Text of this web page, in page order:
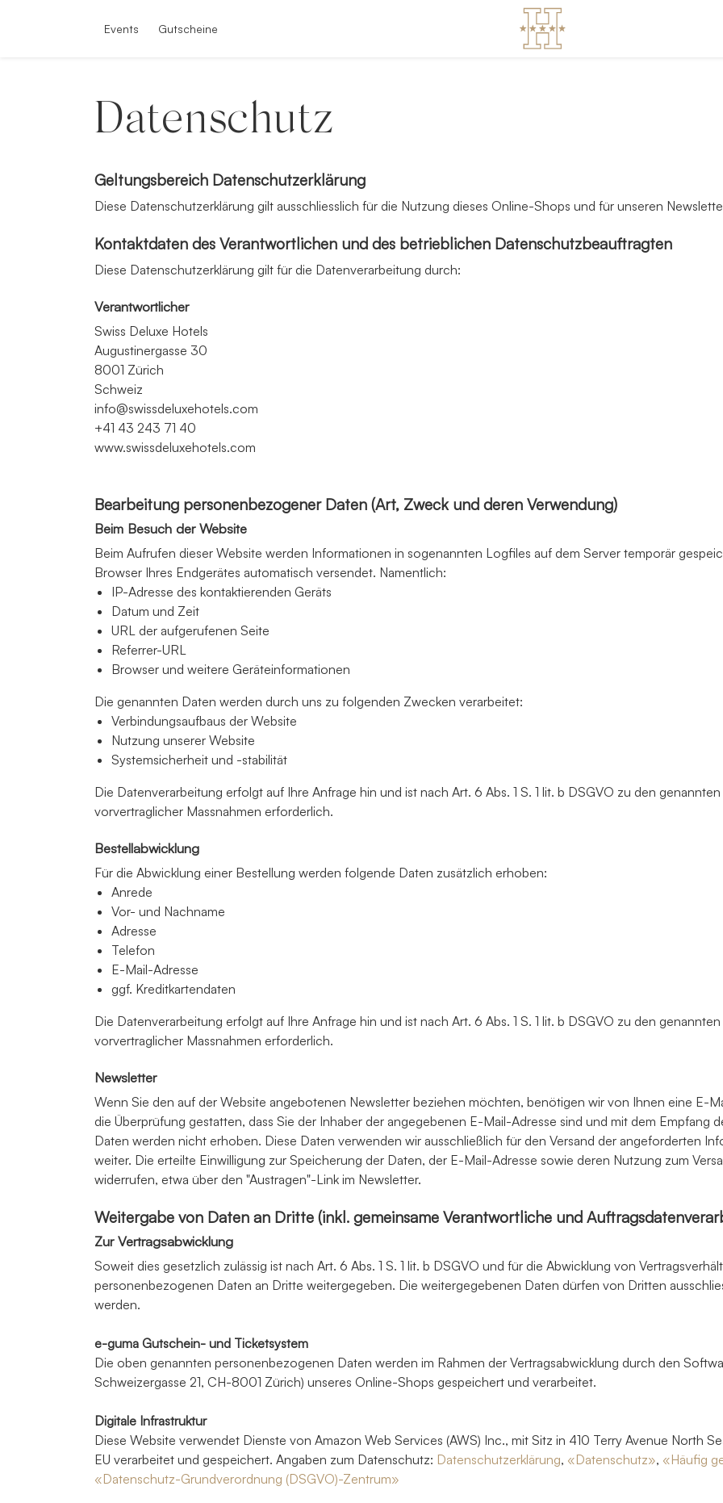
Events Gutscheine
Datenschutz
Geltungsbereich Datenschutzerklärung
Diese Datenschutzerklärung gilt ausschliesslich für die Nutzung dieses Online-Shops und für unseren
Kontaktdaten des Verantwortlichen und des betrieblichen Datenschutzbeauftragten
Diese Datenschutzerklärung gilt für die Datenverarbeitung durch:
Verantwortlicher
Swiss Deluxe Hotels
Augustinergasse 30
8001 Zürich
Schweiz
info@swissdeluxehotels.com
+41 43 243 71 40
www.swissdeluxehotels.com
Bearbeitung personenbezogener Daten (Art, Zweck und deren Verwendung)
Beim Besuch der Website
Beim Aufrufen dieser Website werden Informationen in sogenannten Logfiles auf dem Server temporär
Browser Ihres Endgerätes automatisch versendet. Namentlich:
IP-Adresse des kontaktierenden Geräts
Datum und Zeit
URL der aufgerufenen Seite
Referrer-URL
Browser und weitere Geräteinformationen
Die genannten Daten werden durch uns zu folgenden Zwecken verarbeitet:
Verbindungsaufbaus der Website
Nutzung unserer Website
Systemsicherheit und -stabilität
Die Datenverarbeitung erfolgt auf Ihre Anfrage hin und ist nach Art. 6 Abs. 1 S. 1 lit. b DSGVO zu den
vorvertraglicher Massnahmen erforderlich.
Bestellabwicklung
Für die Abwicklung einer Bestellung werden folgende Daten zusätzlich erhoben:
Anrede
Vor- und Nachname
Adresse
Telefon
E-Mail-Adresse
ggf. Kreditkartendaten
Die Datenverarbeitung erfolgt auf Ihre Anfrage hin und ist nach Art. 6 Abs. 1 S. 1 lit. b DSGVO zu den
vorvertraglicher Massnahmen erforderlich.
Newsletter
Wenn Sie den auf der Website angebotenen Newsletter beziehen möchten, benötigen wir von Ihnen eine E-
die Überprüfung gestatten, dass Sie der Inhaber der angegebenen E-Mail-Adresse sind und mit dem Empfang
Daten werden nicht erhoben. Diese Daten verwenden wir ausschließlich für den Versand der angeforderten
weiter. Die erteilte Einwilligung zur Speicherung der Daten, der E-Mail-Adresse sowie deren Nutzung zum
widerrufen, etwa über den "Austragen"-Link im Newsletter.
Weitergabe von Daten an Dritte (inkl. gemeinsame Verantwortliche und
Zur Vertragsabwicklung
Soweit dies gesetzlich zulässig ist nach Art. 6 Abs. 1 S. 1 lit. b DSGVO und für die Abwicklung von
personenbezogenen Daten an Dritte weitergegeben. Die weitergegebenen Daten dürfen von Dritten
werden.
e-guma Gutschein- und Ticketsystem
Die oben genannten personenbezogenen Daten werden im Rahmen der Vertragsabwicklung durch den
Schweizergasse 21, CH-8001 Zürich) unseres Online-Shops gespeichert und verarbeitet.
Digitale Infrastruktur
Diese Website verwendet Dienste von Amazon Web Services (AWS) Inc., mit Sitz in 410 Terry Avenue North
EU verarbeitet und gespeichert. Angaben zum Datenschutz: Datenschutzerklärung, «Datenschutz», «Häufig
«Datenschutz-Grundverordnung (DSGVO)-Zentrum»